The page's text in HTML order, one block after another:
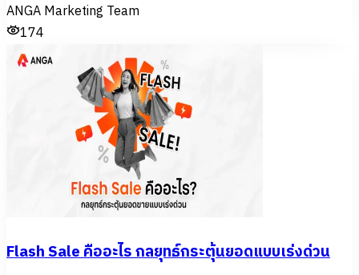
ANGA Marketing Team
174
Flash Sale คืออะไร กลยุทธ์กระตุ้นยอดแบบเร่งด่วน